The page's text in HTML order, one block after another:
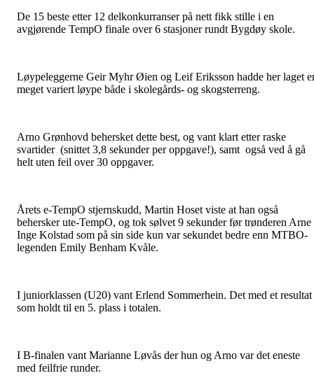
De 15 beste etter 12 delkonkurranser på nett fikk stille i en
avgjørende TempO finale over 6 stasjoner rundt Bygdøy skole.
Løypeleggerne Geir Myhr Øien og Leif Eriksson hadde her laget
meget variert løype både i skolegårds- og skogsterreng.
Arno Grønhovd behersket dette best, og vant klart etter raske
svartider (snittet 3,8 sekunder per oppgave!), samt også ved å gå
helt uten feil over 30 oppgaver.
Årets e-TempO stjernskudd, Martin Hoset viste at han også
behersker ute-TempO, og tok sølvet 9 sekunder før trønderen Arne
Inge Kolstad som på sin side kun var sekundet bedre enn MTBO-
legenden Emily Benham Kvåle.
I juniorklassen (U20) vant Erlend Sommerhein. Det med et resultat
som holdt til en 5. plass i totalen.
I B-finalen vant Marianne Løvås der hun og Arno var det eneste
med feilfrie runder.